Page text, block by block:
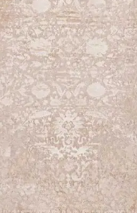
Nombre y Referencia del producto*
Acuerdo RGPD*
Doy mi consentimiento para que
esta web almacene la
información que envío para que
puedan responder a mi petición.